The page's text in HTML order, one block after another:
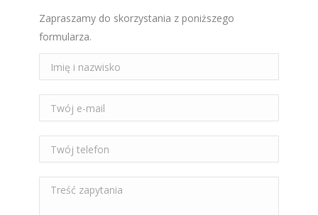
Zapraszamy do skorzystania z poniższego
formularza.